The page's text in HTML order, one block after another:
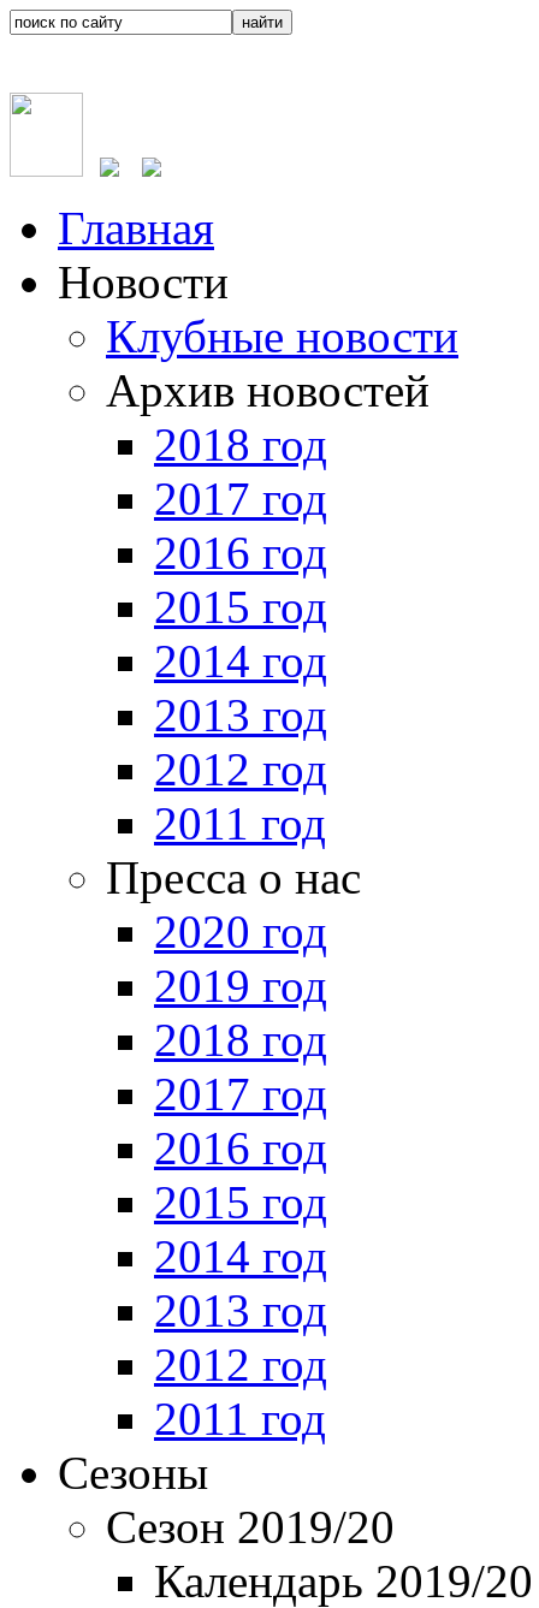
Главная
Новости
Клубные новости
Архив новостей
2018 год
2017 год
2016 год
2015 год
2014 год
2013 год
2012 год
2011 год
Пресса о нас
2020 год
2019 год
2018 год
2017 год
2016 год
2015 год
2014 год
2013 год
2012 год
2011 год
Сезоны
Сезон 2019/20
Календарь 2019/20